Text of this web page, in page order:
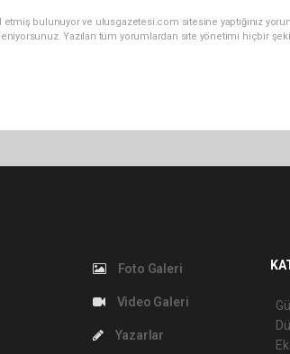
etmiş bulunuyor ve ulusgazetesi.com sitesine yaptığınız
Yazılan tüm yorumlardan site yönetimi hiçbir
Foto Galeri
Video Galeri
Yazarlar